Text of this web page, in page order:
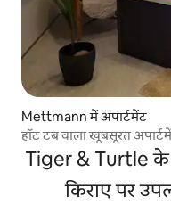
Mettmann में अपार्टमेंट
हॉट टब वाला खूबसूरत
Tiger & Turtle के
किराए पर